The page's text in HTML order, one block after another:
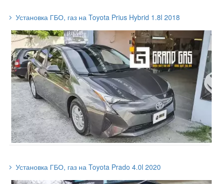
Установка ГБО, газ на Toyota Prius Hybrid 1.8l 2018
Установка ГБО, газ на Toyota Prado 4.0l 2020